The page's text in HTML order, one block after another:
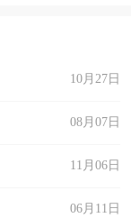
10月27日
08月07日
11月06日
06月11日